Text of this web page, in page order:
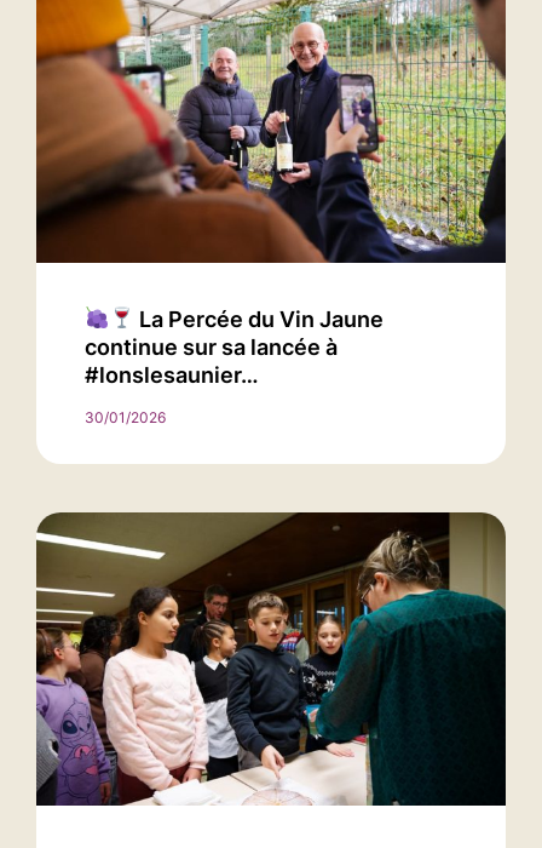
La Percée du Vin Jaune
continue sur sa lancée à
#lonslesaunier…
30/01/2026